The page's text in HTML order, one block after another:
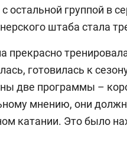
остальной группой в
штаба стала
прекрасно
готовилась к
две программы –
мнению, они
катании. Это было